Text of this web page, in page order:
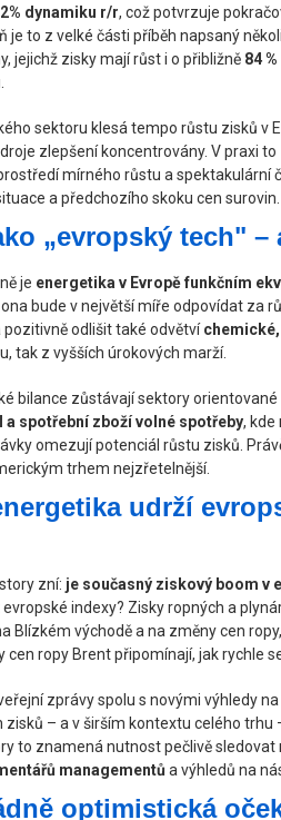
dynamiku r/r, což potvrzuje
je to z velké části příběh napsaný
jejichž zisky mají růst i o přibližně 84
sektoru klesá tempo růstu zisků v
zlepšení koncentrovány. V praxi
mírného růstu a spektakulární
a předchozího skoku cen surovin.
„evropský tech" –
je energetika v Evropě funkčním
bude v největší míře odpovídat za
odlišit také odvětví
tak z vyšších úrokových marží.
bilance zůstávají sektory
spotřební zboží volné spotřeby, kde
omezují potenciál růstu zisků.
trhem nejzřetelnější.
udrží
zní: je současný ziskový boom v
indexy? Zisky ropných a
Blízkém východě a na změny cen
cen ropy Brent připomínají, jak rychle
zprávy spolu s novými výhledy
zisků – a v širším kontextu celého trhu
to znamená nutnost pečlivě
managementů a výhledů na
optimistická